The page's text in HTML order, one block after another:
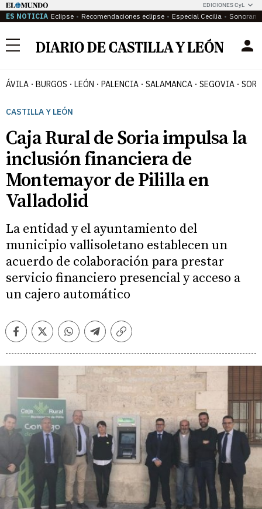
EDICIONES CyL
ES NOTICIA Eclipse Recomendaciones eclipse Especial Cecilia
Menú
ÁVILA BURGOS LEÓN PALENCIA SALAMANCA SEGOVIA
CASTILLA Y LEÓN
Caja Rural de Soria impulsa la
inclusión financiera de
Montemayor de Pililla en
Valladolid
La entidad y el ayuntamiento del
municipio vallisoletano establecen un
acuerdo de colaboración para prestar
servicio financiero presencial y acceso a
un cajero automático
FacebookTwitterWhatsappTelegramCopiar